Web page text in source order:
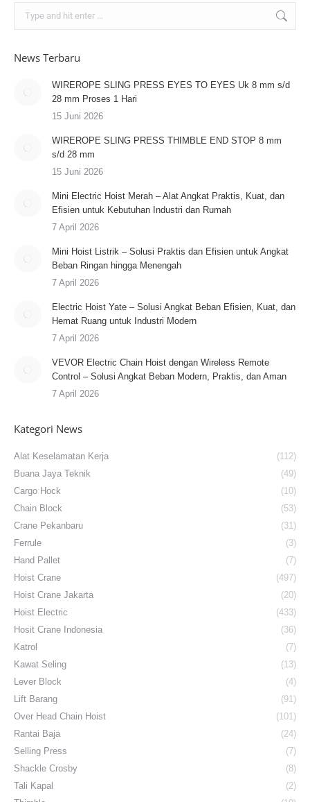
News Terbaru
WIREROPE SLING PRESS EYES TO EYES Uk 8 mm s/d
28 mm Proses 1 Hari
15 Juni 2026
WIREROPE SLING PRESS THIMBLE END STOP 8 mm
s/d 28 mm
15 Juni 2026
Mini Electric Hoist Merah – Alat Angkat Praktis, Kuat, dan
Efisien untuk Kebutuhan Industri dan Rumah
7 April 2026
Mini Hoist Listrik – Solusi Praktis dan Efisien untuk Angkat
Beban Ringan hingga Menengah
7 April 2026
Electric Hoist Yate – Solusi Angkat Beban Efisien, Kuat, dan
Hemat Ruang untuk Industri Modern
7 April 2026
VEVOR Electric Chain Hoist dengan Wireless Remote
Control – Solusi Angkat Beban Modern, Praktis, dan Aman
7 April 2026
Kategori News
Alat Keselamatan Kerja
(112)
Buana Jaya Teknik
(49)
Cargo Hock
(10)
Chain Block
(53)
Crane Pekanbaru
(31)
Ferrule
(3)
Hand Pallet
(7)
Hoist Crane
(497)
Hoist Crane Jakarta
(20)
Hoist Electric
(433)
Hosit Crane Indonesia
(36)
Katrol
(7)
Kawat Seling
(13)
Lever Block
(4)
Lift Barang
(91)
Over Head Chain Hoist
(101)
Rantai Baja
(24)
Selling Press
(7)
Shackle Crosby
(8)
Tali Kapal
(2)